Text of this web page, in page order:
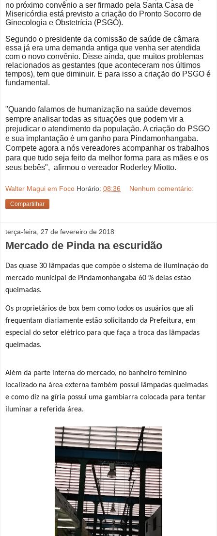
no próximo convênio a ser firmado pela Santa Casa de
Misericórdia está previsto a criação do Pronto Socorro de
Ginecologia e Obstetrícia (PSGO).
Segundo o presidente da comissão de saúde de câmara
essa já era uma demanda antiga que venha ser atendida
com o novo convênio. Disse ainda, que muitos problemas
relacionados as gestantes (que aconteceram nos últimos
tempos), tem que diminuir. E para isso a criação do PSGO é
fundamental.
"Quando falamos de humanização na saúde devemos
sempre analisar todas as situações que podem vir a
prejudicar o atendimento da população. A criação do PSGO
e sua implantação é um ganho para Pindamonhangaba.
Compete agora a nós vereadores acompanhar os trabalhos
para que tudo seja feito da melhor forma para as mães e os
seus bebês", afirmou o vereador Roderley Miotto.
Walter Magui em Foco Horário: 08:36 Nenhum comentário:
Compartilhar
terça-feira, 27 de fevereiro de 2018
Mercado de Pinda na escuridão
Das quase 30 lâmpadas que compõe o sistema de iluminação do
mercado municipal de Pindamonhangaba 60 % delas estão
queimadas.
Os proprietários de box bem como todos os usuários que ali
frequentam diariamente estão solicitando da Prefeitura, em
especial do setor elétrico para que faça a troca das lâmpadas
queimadas.
Além da parte interna do mercado, no banheiro feminino
localizado na área externa também possui lâmpadas queimadas
e como diz na gíria possui uma gambiarra colocada para tentar
iluminar a referida área.